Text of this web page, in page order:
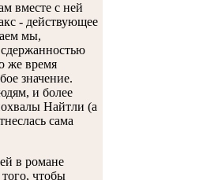
вместе с ней
- действующее
мы,
же время
значение.
и более
Найтли (а
сама
в романе
чтобы